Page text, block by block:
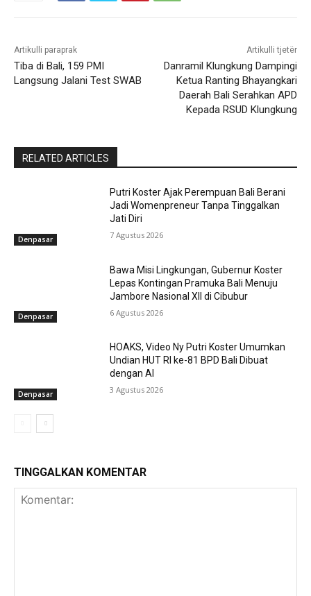
Artikulli paraprak
Tiba di Bali, 159 PMI
Langsung Jalani Test SWAB
Artikulli tjetër
Danramil Klungkung Dampingi
Ketua Ranting Bhayangkari
Daerah Bali Serahkan APD
Kepada RSUD Klungkung
RELATED ARTICLES
Denpasar
Putri Koster Ajak Perempuan Bali Berani
Jadi Womenpreneur Tanpa Tinggalkan
Jati Diri
7 Agustus 2026
Denpasar
Bawa Misi Lingkungan, Gubernur Koster
Lepas Kontingan Pramuka Bali Menuju
Jambore Nasional XII di Cibubur
6 Agustus 2026
Denpasar
HOAKS, Video Ny Putri Koster Umumkan
Undian HUT RI ke-81 BPD Bali Dibuat
dengan AI
3 Agustus 2026
TINGGALKAN KOMENTAR